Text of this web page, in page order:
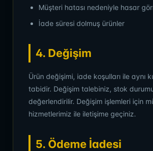
Müşteri hatası nedeniyle hasar
İade süresi dolmuş ürünler
4. Değişim
Ürün değişimi, iade koşulları ile aynı
tabidir. Değişim talebiniz, stok
değerlendirilir. Değişim işlemleri için
hizmetlerimiz ile iletişime geçiniz.
5. Ödeme İadesi